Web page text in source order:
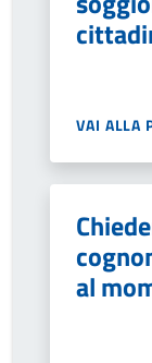
VAI ALLA
al